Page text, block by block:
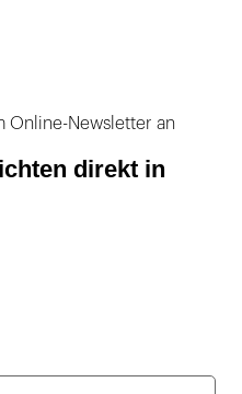
Online-Newsletter an
direkt in